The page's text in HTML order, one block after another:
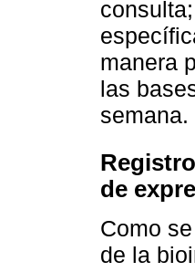
manera
las
semana.
de
Como
de la